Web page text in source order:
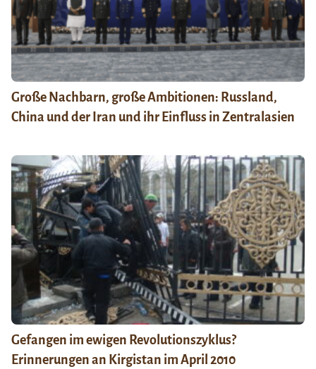
Große Nachbarn, große Ambitionen: Russland,
China und der Iran und ihr Einfluss in Zentralasien
Gefangen im ewigen Revolutionszyklus?
Erinnerungen an Kirgistan im April 2010